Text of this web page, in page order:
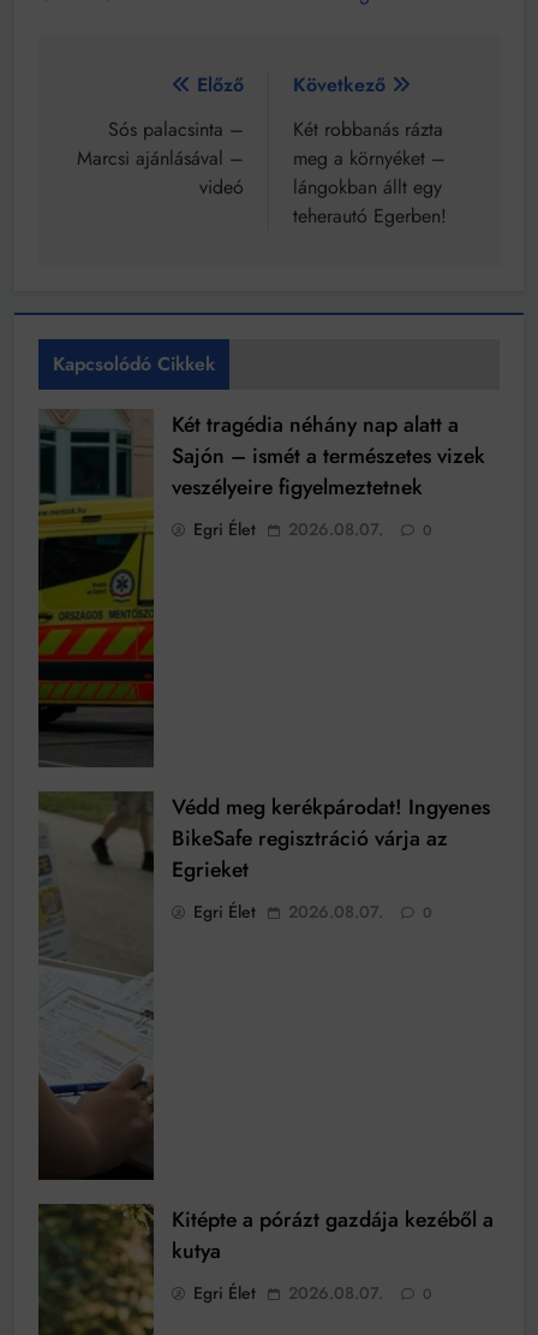
Bejegyzés
navigáció
Előző
Sós palacsinta –
Marcsi ajánlásával –
videó
Következő
Két robbanás rázta
meg a környéket –
lángokban állt egy
teherautó Egerben!
Kapcsolódó Cikkek
Két tragédia néhány nap alatt a
Sajón – ismét a természetes vizek
veszélyeire figyelmeztetnek
Egri Élet 2026.08.07. 0
Védd meg kerékpárodat! Ingyenes
BikeSafe regisztráció várja az
Egrieket
Egri Élet 2026.08.07. 0
Kitépte a pórázt gazdája kezéből a
kutya
Egri Élet 2026.08.07. 0